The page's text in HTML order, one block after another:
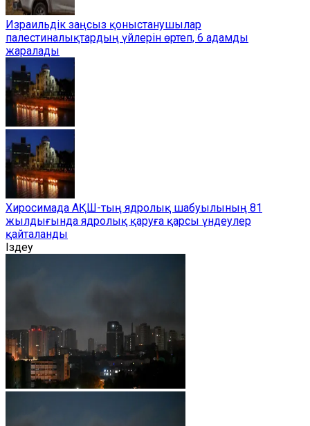
Израильдік заңсыз қоныстанушылар
палестиналықтардың үйлерін өртеп, 6 адамды
жаралады
Хиросимада АҚШ-тың ядролық шабуылының 81
жылдығында ядролық қаруға қарсы үндеулер
қайталанды
Іздеу